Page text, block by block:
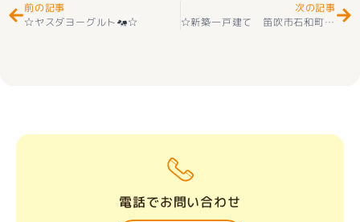
前の記事
☆ヤスダヨーグルト
☆
次の記事
☆新築一戸建て 笛吹市石和町川中島第２ 2階建 ４ＬＤＫ 全２棟 2階建 耐震等級3取得 ＋住宅性能評価付 プロパンガス 好評販売中(^^♪
電話でお問い合わせ